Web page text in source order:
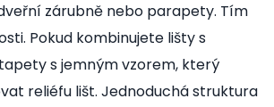
zárubně nebo parapety. Tím
Pokud kombinujete lišty s
s jemným vzorem, který
reliéfu lišt. Jednoduchá struktura